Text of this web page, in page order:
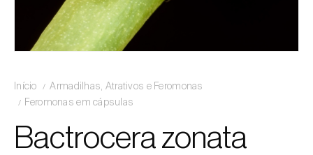
Início
Armadilhas, Atrativos e Feromonas
Feromonas em cápsulas
Bactrocera zonata